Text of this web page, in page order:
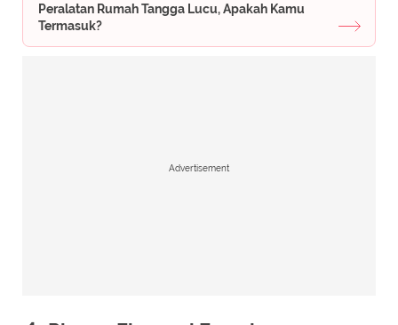
Peralatan Rumah Tangga Lucu, Apakah Kamu
Termasuk?
Advertisement